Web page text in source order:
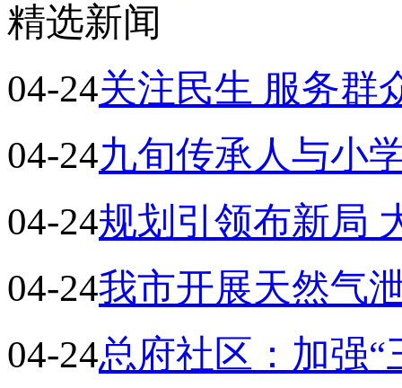
精选新闻
04-24关注民生 服务群
04-24九旬传承人与小
04-24规划引领布新局
04-24我市开展天然气
04-24总府社区：加强